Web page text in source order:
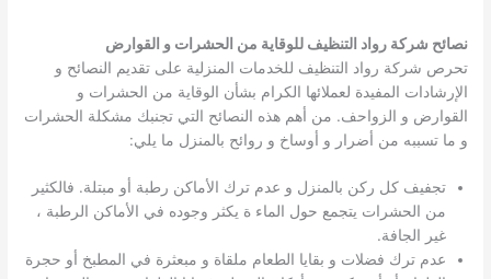
نصائح شركة رواد التنظيف للوقاية من الحشرات و القوارض
تحرص شركة رواد التنظيف للخدمات المنزلية على تقديم النصائح و
الإرشادات المفيدة لعملائها الكرام بشأن الوقاية من الحشرات و
القوارض و الزواحف. من أهم هذه النصائح التي تجنبك مشكلة الحشرات
و ما تسببه من أضرار و أوساخ و روائح بالمنزل ما يلي:
تجفيف كل ركن بالمنزل و عدم ترك الأماكن رطبة أو مبتلة. فالكثير
من الحشرات يتجمع حول الماء ة يكثر وجوده في الأماكن الرطبة ،
غير الجافة.
عدم ترك فضلات و بقايا الطعام ملقاة و مبعثرة في المطبخ أو حجرة